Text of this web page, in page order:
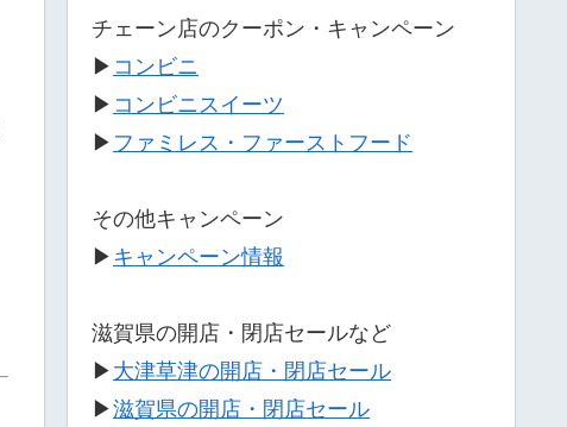
チェーン店のクーポン・キャンペーン
▶ コンビニ
▶ コンビニスイーツ
▶ ファミレス・ファーストフード
その他キャンペーン
▶ キャンペーン情報
滋賀県の開店・閉店セールなど
▶ 大津草津の開店・閉店セール
▶滋賀県の開店・閉店セール